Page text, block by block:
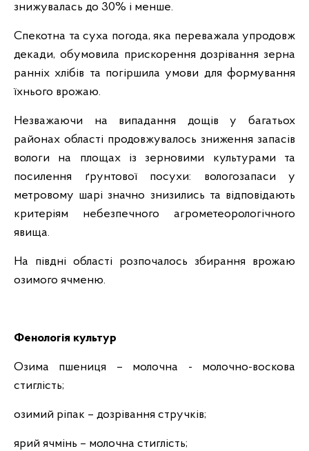
знижувалась до 30% і менше.
Спекотна та суха погода, яка переважала упродовж
декади, обумовила прискорення дозрівання зерна
ранніх хлібів та погіршила умови для формування
їхнього врожаю.
Незважаючи на випадання дощів у багатьох
районах області продовжувалось зниження запасів
вологи на площах із зерновими культурами та
посилення ґрунтової посухи: вологозапаси у
метровому шарі значно знизились та відповідають
критеріям небезпечного агрометеорологічного
явища.
На півдні області розпочалось збирання врожаю
озимого ячменю.
Фенологія культур
Озима пшениця – молочна - молочно-воскова
стиглість;
озимий ріпак – дозрівання стручків;
ярий ячмінь – молочна стиглість;